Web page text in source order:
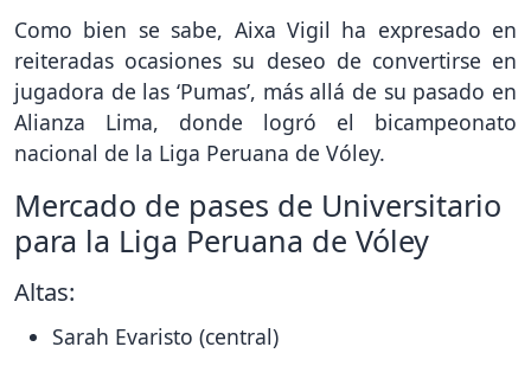
Como bien se sabe, Aixa Vigil ha expresado en
reiteradas ocasiones su deseo de convertirse en
jugadora de las ‘Pumas’, más allá de su pasado en
Alianza Lima, donde logró el bicampeonato
nacional de la Liga Peruana de Vóley.
Mercado de pases de Universitario
para la Liga Peruana de Vóley
Altas:
Sarah Evaristo (central)